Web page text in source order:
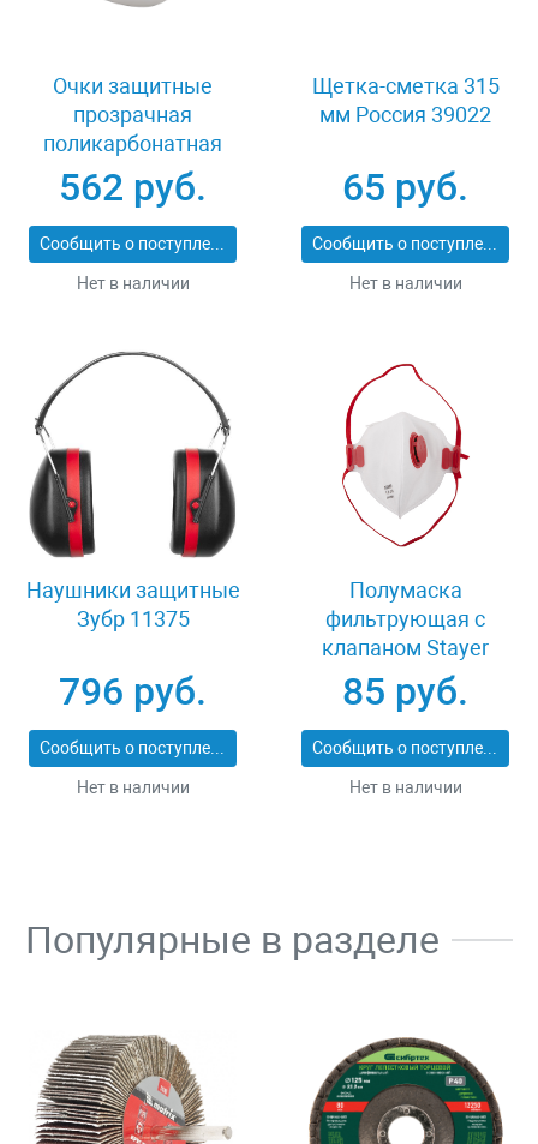
Очки защитные
прозрачная
поликарбонатная
монолинза ЗУБР
ЭКСПЕРТ 110310
562 руб.
Сообщить о поступлении
Нет в наличии
Щетка-сметка 315
мм Россия 39022
65 руб.
Сообщить о поступлении
Нет в наличии
Наушники защитные
Зубр 11375
796 руб.
Сообщить о поступлении
Нет в наличии
Полумаска
фильтрующая с
клапаном Stayer
MASTER 11116
85 руб.
Сообщить о поступлении
Нет в наличии
Популярные в разделе